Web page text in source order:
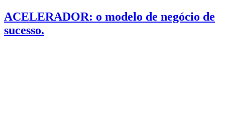
ACELERADOR: o modelo de negócio de
sucesso.